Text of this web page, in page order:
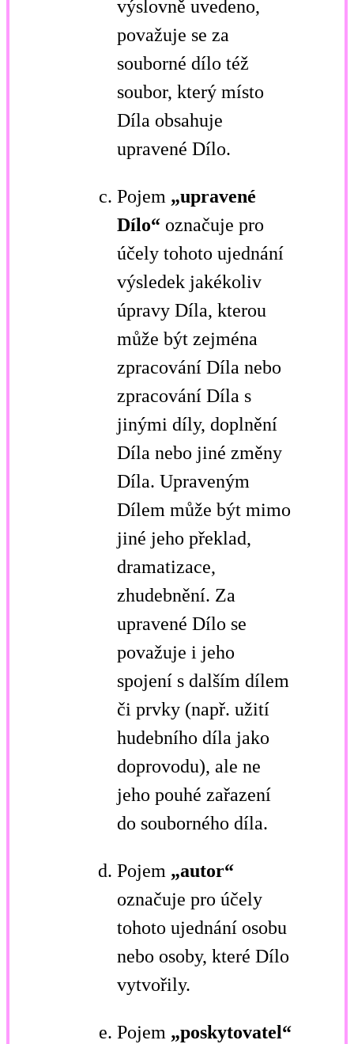
výslovně uvedeno,
považuje se za
souborné dílo též
soubor, který místo
Díla obsahuje
upravené Dílo.
Pojem „upravené
Dílo“ označuje pro
účely tohoto ujednání
výsledek jakékoliv
úpravy Díla, kterou
může být zejména
zpracování Díla nebo
zpracování Díla s
jinými díly, doplnění
Díla nebo jiné změny
Díla. Upraveným
Dílem může být mimo
jiné jeho překlad,
dramatizace,
zhudebnění. Za
upravené Dílo se
považuje i jeho
spojení s dalším dílem
či prvky (např. užití
hudebního díla jako
doprovodu), ale ne
jeho pouhé zařazení
do souborného díla.
Pojem „autor“
označuje pro účely
tohoto ujednání osobu
nebo osoby, které Dílo
vytvořily.
Pojem „poskytovatel“